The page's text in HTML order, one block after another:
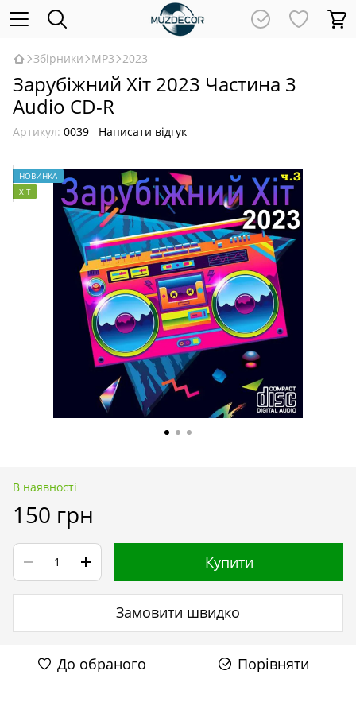
Збірники MP3 2023
Зарубіжний Хіт 2023 Частина 3
Audio CD-R
Артикул: 0039 Написати відгук
НОВИНКА
ХІТ
В наявності
150 грн
Купити
Замовити швидко
До обраного Порівняти